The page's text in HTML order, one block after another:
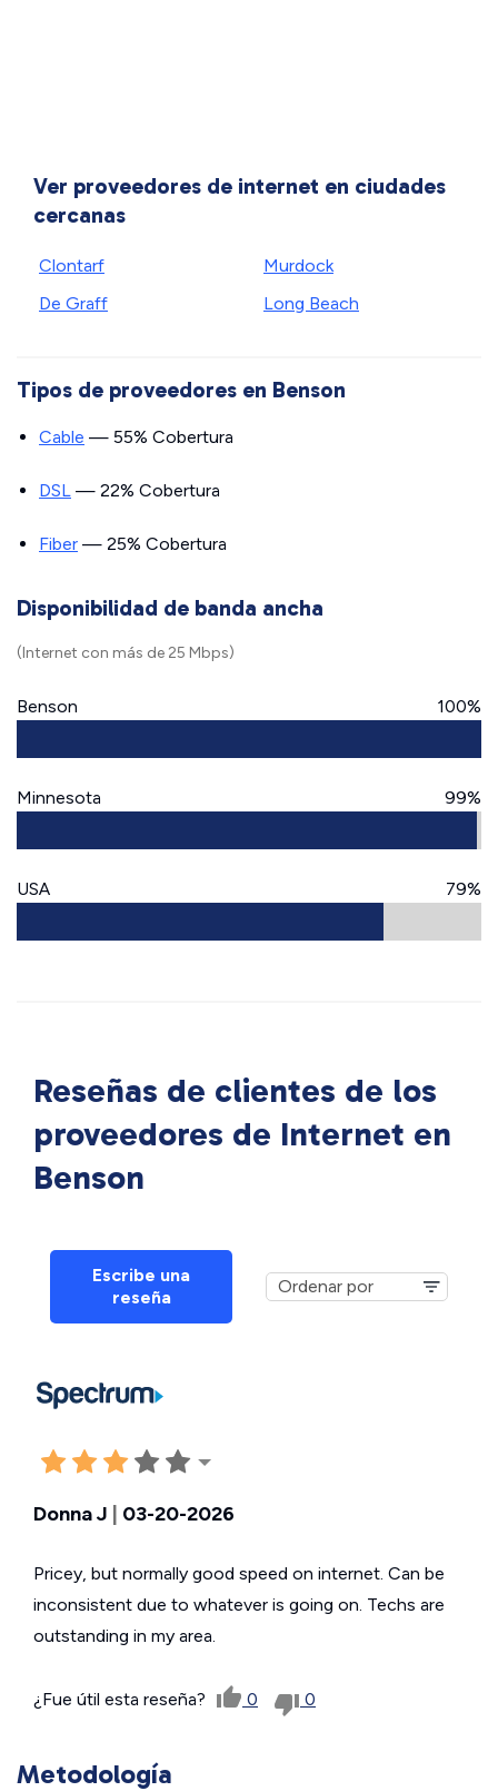
Ver proveedores de internet en ciudades
cercanas
Clontarf
De Graff
Murdock
Long Beach
Tipos de proveedores en Benson
Cable — 55% Cobertura
DSL — 22% Cobertura
Fiber — 25% Cobertura
Disponibilidad de banda ancha
(Internet con más de 25 Mbps)
Benson 100%
Minnesota 99%
USA 79%
Reseñas de clientes de los
proveedores de Internet en
Benson
Escribe una
reseña
Donna J 03-20-2026
Pricey, but normally good speed on internet. Can be
inconsistent due to whatever is going on. Techs are
outstanding in my area.
¿Fue útil esta reseña? 0 0
Metodología